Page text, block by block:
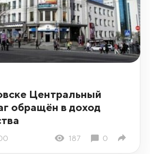
Центральный
обращён в доход
187 0